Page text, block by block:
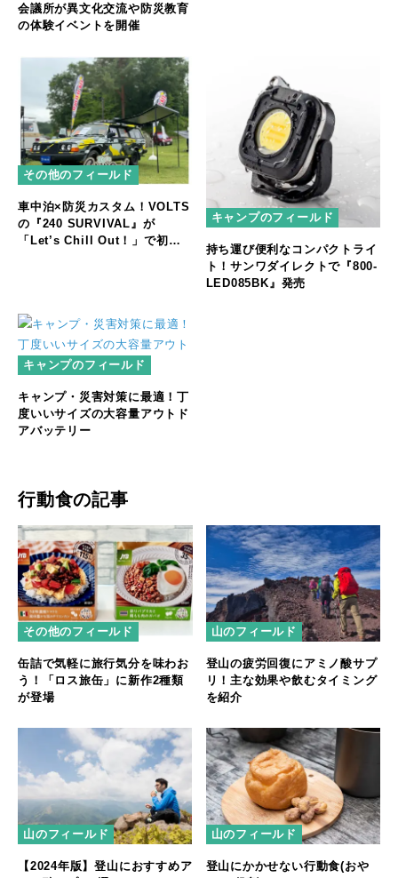
会議所が異文化交流や防災教育
の体験イベントを開催
その他のフィールド
車中泊×防災カスタム！VOLTS
の『240 SURVIVAL』が
「Let’s Chill Out！」で初公
キャンプのフィールド
持ち運び便利なコンパクトライ
ト！サンワダイレクトで『800-
LED085BK』発売
キャンプのフィールド
キャンプ・災害対策に最適！丁
度いいサイズの大容量アウトド
アバッテリー
行動食の記事
その他のフィールド
缶詰で気軽に旅行気分を味わお
う！「ロス旅缶」に新作2種類
が登場
山のフィールド
登山の疲労回復にアミノ酸サプ
リ！主な効果や飲むタイミング
を紹介
山のフィールド
【2024年版】登山におすすめア
山のフィールド
登山にかかせない行動食(おや